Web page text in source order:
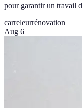
pour garantir un travail
carreleurrénovation
Aug 6